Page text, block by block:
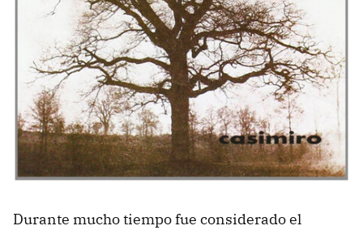
Durante mucho tiempo fue considerado el